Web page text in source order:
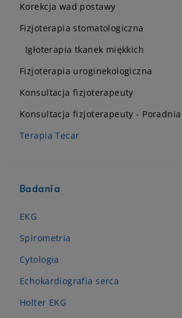
Korekcja wad postawy
Fizjoterapia stomatologiczna
Igłoterapia tkanek miękkich
Fizjoterapia uroginekologiczna
Konsultacja fizjoterapeuty
Konsultacja fizjoterapeuty -
Terapia Tecar
Badania
EKG
Spirometria
Cytologia
Echokardiografia serca
Holter EKG